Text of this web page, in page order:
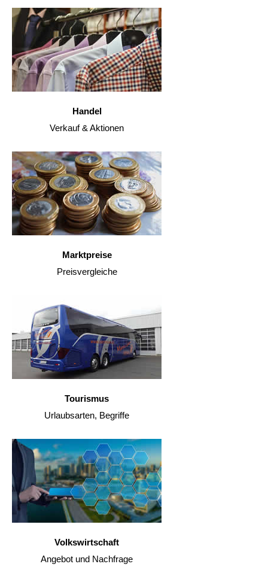
Handel
Verkauf & Aktionen
Marktpreise
Preisvergleiche
Tourismus
Urlaubsarten, Begriffe
Volkswirtschaft
Angebot und Nachfrage